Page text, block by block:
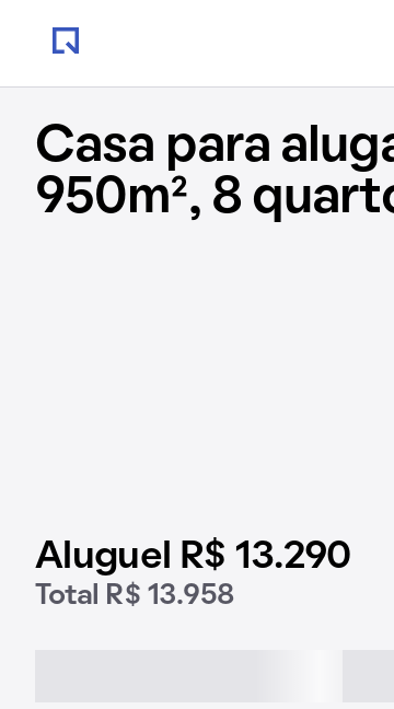
Casa para
950m², 8
Aluguel R$ 13.290
Total R$ 13.958